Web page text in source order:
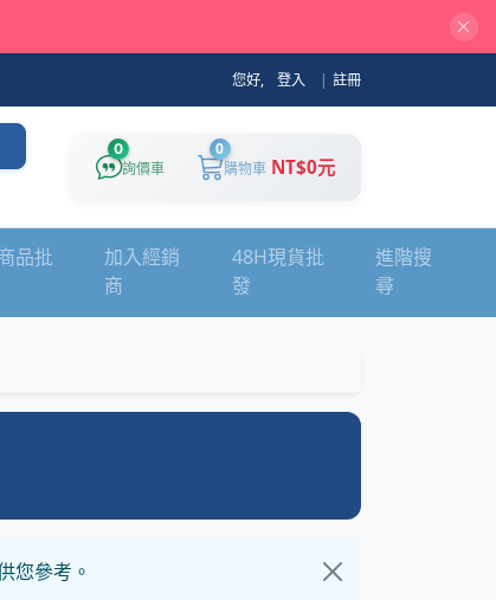
您好, 登入 | 註冊
0
詢價車
0
購物車 NT$0元
品批
加入經銷
商
48H現貨批
發
進階搜
尋
您參考。